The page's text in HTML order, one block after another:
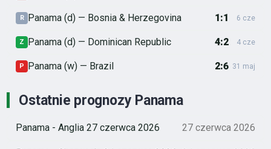
R Panama (d) — Bosnia & Herzegovina 1:1 6 cze
Z Panama (d) — Dominican Republic 4:2 4 cze
P Panama (w) — Brazil 2:6 31 maj
Ostatnie prognozy Panama
Panama - Anglia 27 czerwca 2026 27 czerwca 2026